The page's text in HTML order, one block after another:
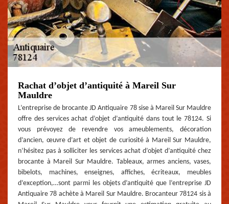
Rachat d’objet d’antiquité à Mareil Sur
Mauldre
L’entreprise de brocante JD Antiquaire 78 sise à Mareil Sur Mauldre
offre des services achat d’objet d’antiquité dans tout le 78124. Si
vous prévoyez de revendre vos ameublements, décoration
d’ancien, œuvre d’art et objet de curiosité à Mareil Sur Mauldre,
n’hésitez pas à solliciter les services achat d’objet d’antiquité chez
brocante à Mareil Sur Mauldre. Tableaux, armes anciens, vases,
bibelots, machines, enseignes, affiches, écriteaux, meubles
d’exception,…sont parmi les objets d’antiquité que l’entreprise JD
Antiquaire 78 achète à Mareil Sur Mauldre. Brocanteur 78124 sis à